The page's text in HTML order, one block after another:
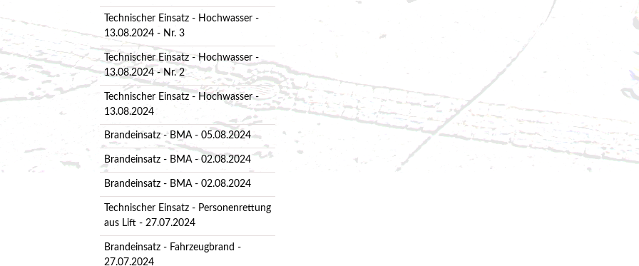
Technischer Einsatz - Ölspur - 26.01.2024
Technischer Einsatz - Hochwasser -
13.08.2024 - Nr. 3
Technischer Einsatz - Hochwasser -
13.08.2024 - Nr. 2
Technischer Einsatz - Hochwasser -
13.08.2024
Brandeinsatz - BMA - 05.08.2024
Brandeinsatz - BMA - 02.08.2024
Brandeinsatz - BMA - 02.08.2024
Technischer Einsatz - Personenrettung
aus Lift - 27.07.2024
Brandeinsatz - Fahrzeugbrand -
27.07.2024